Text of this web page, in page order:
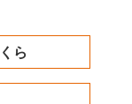
ら